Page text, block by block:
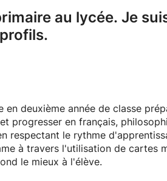
au lycée. Je
en deuxième année de classe
progresser en français,
respectant le rythme
à travers l'utilisation de cartes
le mieux à l'élève.